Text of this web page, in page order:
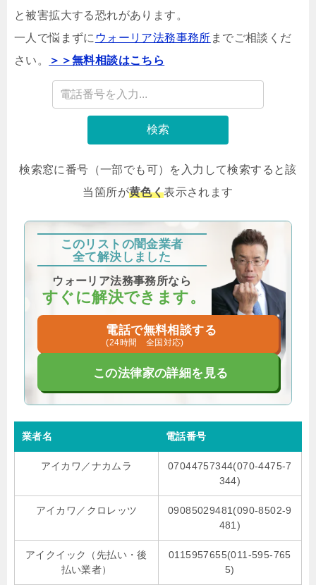
と被害拡大する恐れがあります。
一人で悩まずに ウォーリア法務事務所 までご相談くだ
さい。
＞＞無料相談はこちら
検索
検索窓に番号（一部でも可）を入力して検索すると該
当箇所が黄色く表示されます
このリストの闇金業者
全て解決しました
ウォーリア法務事務所なら
すぐに解決できます。
電話で無料相談する
(24時間 全国対応)
この法律家の詳細を見る
業者名 電話番号
アイカワ／ナカムラ
07044757344(070-4475-7
344)
アイカワ／クロレッツ
09085029481(090-8502-9
481)
アイクイック（先払い・後
払い業者）
0115957655(011-595-765
5)